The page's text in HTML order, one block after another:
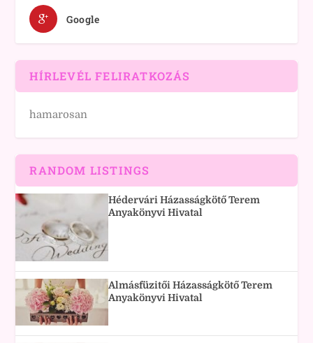
Google
HÍRLEVÉL FELIRATKOZÁS
hamarosan
RANDOM LISTINGS
Hédervári Házasságkötő Terem
Anyakönyvi Hivatal
Almásfüzitői Házasságkötő Terem
Anyakönyvi Hivatal